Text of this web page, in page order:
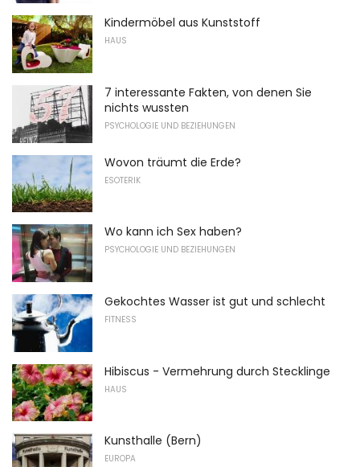
Kindermöbel aus Kunststoff
HAUS
7 interessante Fakten, von denen Sie
nichts wussten
PSYCHOLOGIE UND BEZIEHUNGEN
Wovon träumt die Erde?
ESOTERIK
Wo kann ich Sex haben?
PSYCHOLOGIE UND BEZIEHUNGEN
Gekochtes Wasser ist gut und schlecht
FITNESS
Hibiscus - Vermehrung durch Stecklinge
HAUS
Kunsthalle (Bern)
EUROPA